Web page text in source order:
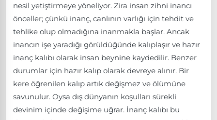
nesil yetiştirmeye yöneliyor. Zira insan zihni inancı
önceller; çünkü inanç, canlının varlığı için tehdit ve
tehlike olup olmadığına inanmakla başlar. Ancak
inancın işe yaradığı görüldüğünde kalıplaşır ve hazır
inanç kalıbı olarak insan beynine kaydedilir. Benzer
durumlar için hazır kalıp olarak devreye alınır. Bir
kere öğrenilen kalıp artık değişmez ve ölümüne
savunulur. Oysa dış dünyanın koşulları sürekli
devinim içinde değişime uğrar. İnanç kalıbı bu